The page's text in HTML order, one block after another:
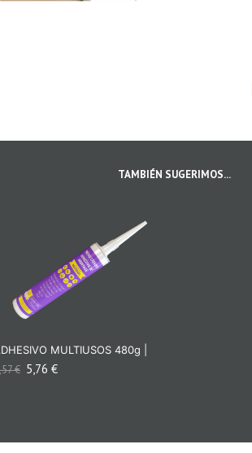
TAMBIÉN SUGERIMOS...
MULTIUSOS 480g |
€ 5,76 €